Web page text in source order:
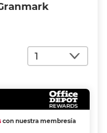
Cantidad
con nuestra membresía